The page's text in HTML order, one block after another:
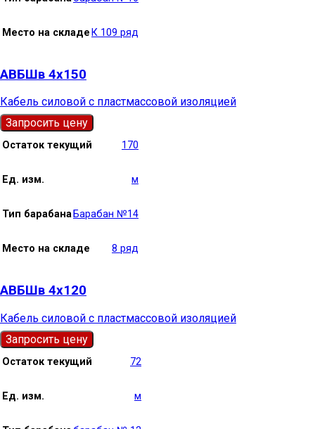
Место на складе К 109 ряд
АВБШв 4х150
Кабель силовой с пластмассовой изоляцией
Запросить цену
Остаток текущий 170
Ед. изм. м
Тип барабана Барабан №14
Место на складе 8 ряд
АВБШв 4х120
Кабель силовой с пластмассовой изоляцией
Запросить цену
Остаток текущий 72
Ед. изм. м